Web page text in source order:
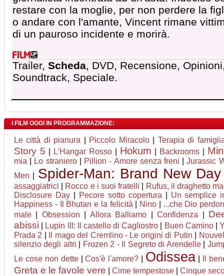
restare con la moglie, per non perdere la
o andare con l'amante, Vincent rimane
di un pauroso incidente e morirà.
Trailer, Scheda, DVD, Recensione,
Soundtrack, Speciale.
I FILM OGGI IN PROGRAMMAZIONE:
Le città di pianura Piccolo Miracolo| Terapia di
Story 5 L'Hangar Rosso Hokum Backrooms
mia Lo straniero| Pillion - Amore senza freni |Jurassic
Men
Spider-Man: Brand New Day
assaggiatrici
Rocco e i suoi fratelli
Rufus, il draghetto
Disclosure Day| Pecore sotto copertura
Un semplice
Happiness - Il Bhutan e la felicità
Nino
...che Dio
male
Obsession Allora Balliamo |Confidenza
abissi
Lupin III: Il castello di Cagliostro Buen Camino|
Prada 2
Il mago del Cremlino - Le origini di Putin
silenzio degli altri
Frozen 2 - Il Segreto di Arendelle|
Le cose non dette|Cos'è l'amore? Odissea Il
Greta e le favole vere Cime tempestose Cinque